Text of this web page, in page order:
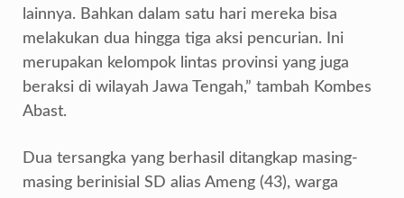
lainnya. Bahkan dalam satu hari mereka bisa
melakukan dua hingga tiga aksi pencurian. Ini
merupakan kelompok lintas provinsi yang juga
beraksi di wilayah Jawa Tengah,” tambah Kombes
Abast.
Dua tersangka yang berhasil ditangkap masing-
masing berinisial SD alias Ameng (43), warga